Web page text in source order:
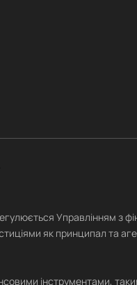
Управлінням з
як принципал та
інструментами,